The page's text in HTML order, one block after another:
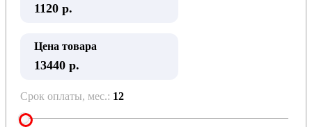
1120 р.
Цена товара
13440 р.
Срок оплаты, мес.: 12